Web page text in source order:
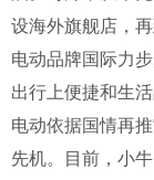
设海外旗舰店，
电动品牌国际力
出行上便捷和生
电动依据国情再推
先机。目前，小